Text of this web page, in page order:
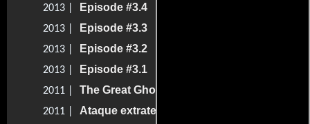
2013 | Episode #3.4
2013 | Episode #3.3
2013 | Episode #3.2
2013 | Episode #3.1
2011 | The Great Ghost Rescue
2011 | Ataque extraterrestre